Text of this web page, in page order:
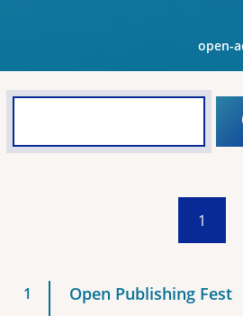
open-
1
Open Publishing Fest